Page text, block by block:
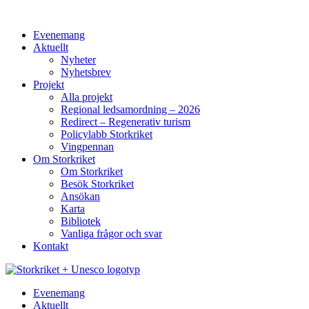
Evenemang
Aktuellt
Nyheter
Nyhetsbrev
Projekt
Alla projekt
Regional ledsamordning – 2026
Redirect – Regenerativ turism
Policylabb Storkriket
Vingpennan
Om Storkriket
Om Storkriket
Besök Storkriket
Ansökan
Karta
Bibliotek
Vanliga frågor och svar
Kontakt
Evenemang
Aktuellt